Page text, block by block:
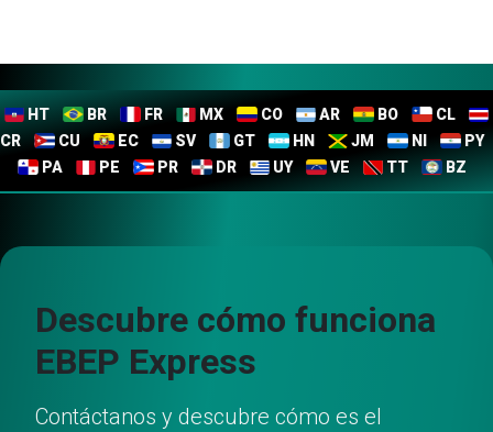
HT BR FR MX CO AR BO
CL
CR
CU EC SV GT HN JM NI
PY
PA
PE PR DR UY VE TT BZ
Descubre cómo funciona
EBEP Express
Contáctanos y descubre cómo es el